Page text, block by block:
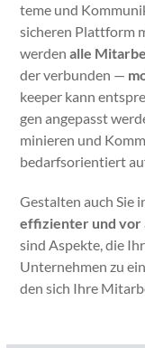
teme und
sicheren Plat­tform
wer­denalle
der ver­bun­den —
keep­er kann
gen angepasst
minieren und
bedarf­sori­en­tiert
Gestal­ten auch Sie
effizien­ter und vor
sind Aspek­te, die
Unternehmen zu
den sich Ihre